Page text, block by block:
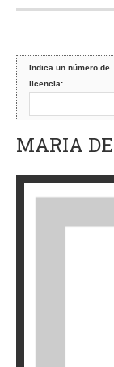
Indica un número de
licencia:
MARIA